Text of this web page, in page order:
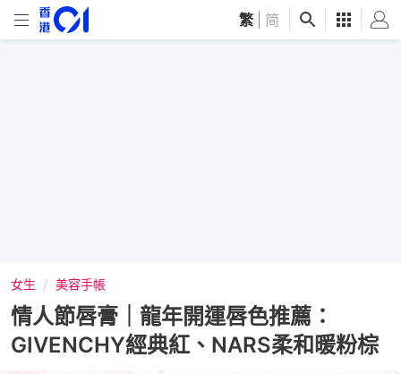
繁 简
女生 美容手帳
情人節唇膏｜龍年開運唇色推薦：
GIVENCHY經典紅、NARS柔和暖粉棕